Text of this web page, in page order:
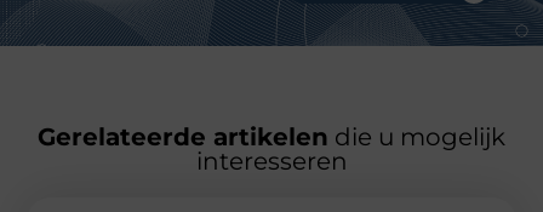
Gerelateerde artikelen die u mogelijk
interesseren